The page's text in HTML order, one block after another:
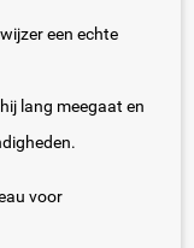
een echte
lang meegaat en
voor